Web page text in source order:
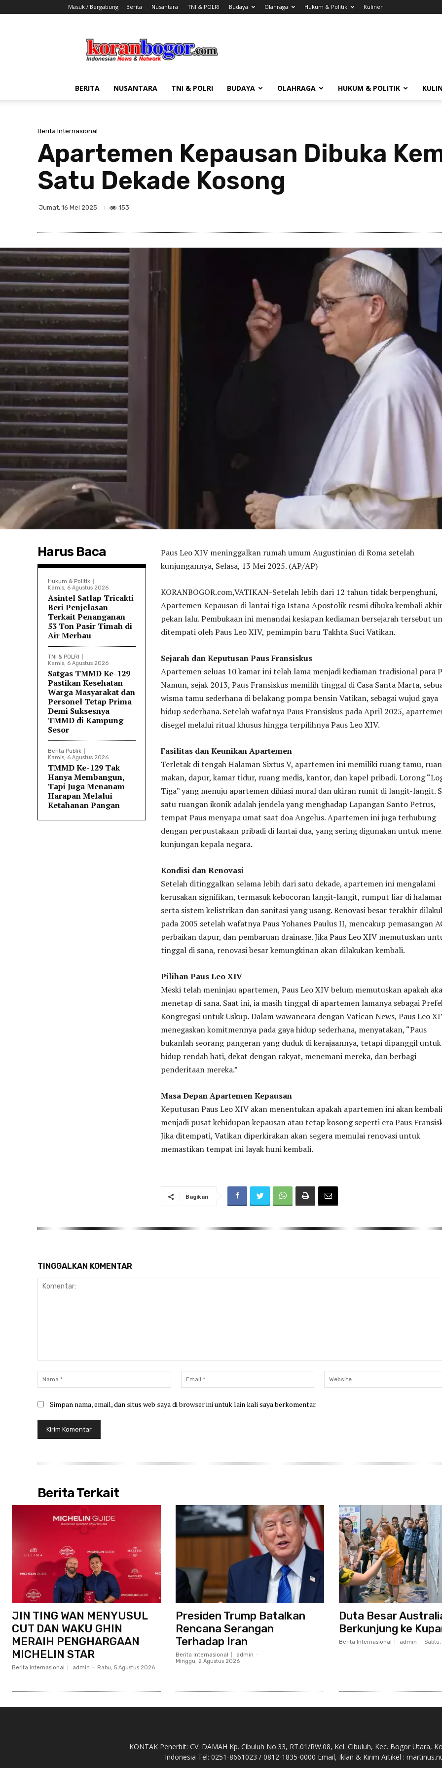
Masuk / Bergabung Berita Nusantara TNI & POLRI Budaya Olahraga Hukum & Politik Kuliner
Bogor
BERITA NUSANTARA TNI & POLRI BUDAYA OLAHRAGA HUKUM & POLITIK
Berita Internasional
Apartemen Kepausan Dibuka
Satu Dekade Kosong
Jumat, 16 Mei 2025 153
Harus Baca
Hukum & Politik
Kamis, 6 Agustus 2026
Asintel Satlap Tricakti
Beri Penjelasan
Terkait Penanganan
53 Ton Pasir Timah di
Air Merbau
TNI & POLRI
Kamis, 6 Agustus 2026
Satgas TMMD Ke-129
Pastikan Kesehatan
Warga Masyarakat dan
Personel Tetap Prima
Demi Suksesnya
TMMD di Kampung
Sesor
Berita Publik
Kamis, 6 Agustus 2026
TMMD Ke-129 Tak
Hanya Membangun,
Tapi Juga Menanam
Harapan Melalui
Ketahanan Pangan
Paus Leo XIV meninggalkan rumah umum Augustinian di Roma setelah
kunjungannya, Selasa, 13 Mei 2025. (AP/AP)
KORANBOGOR.com,VATIKAN-Setelah lebih dari 12 tahun tidak berpenghuni,
Apartemen Kepausan di lantai tiga Istana Apostolik resmi dibuka kembali akhir
pekan lalu. Pembukaan ini menandai kesiapan kediaman bersejarah tersebut
ditempati oleh Paus Leo XIV, pemimpin baru Takhta Suci Vatikan.
Sejarah dan Keputusan Paus Fransiskus
Apartemen seluas 10 kamar ini telah lama menjadi kediaman tradisional para
Namun, sejak 2013, Paus Fransiskus memilih tinggal di Casa Santa Marta,
wisma tamu sederhana di belakang pompa bensin Vatikan, sebagai wujud gaya
hidup sederhana. Setelah wafatnya Paus Fransiskus pada April 2025,
disegel melalui ritual khusus hingga terpilihnya Paus Leo XIV.
Fasilitas dan Keunikan Apartemen
Terletak di tengah Halaman Sixtus V, apartemen ini memiliki ruang tamu,
makan, dapur, kamar tidur, ruang medis, kantor, dan kapel pribadi. Lorong
Tiga” yang menuju apartemen dihiasi mural dan ukiran rumit di langit-langit.
satu ruangan ikonik adalah jendela yang menghadap Lapangan Santo Petrus,
tempat Paus menyapa umat saat doa Angelus. Apartemen ini juga terhubung
dengan perpustakaan pribadi di lantai dua, yang sering digunakan untuk
kunjungan kepala negara.
Kondisi dan Renovasi
Setelah ditinggalkan selama lebih dari satu dekade, apartemen ini mengalami
kerusakan signifikan, termasuk kebocoran langit-langit, rumput liar di
serta sistem kelistrikan dan sanitasi yang usang. Renovasi besar terakhir
pada 2005 setelah wafatnya Paus Yohanes Paulus II, mencakup pemasangan
perbaikan dapur, dan pembaruan drainase. Jika Paus Leo XIV memutuskan
tinggal di sana, renovasi besar kemungkinan akan dilakukan kembali.
Pilihan Paus Leo XIV
Meski telah meninjau apartemen, Paus Leo XIV belum memutuskan apakah
menetap di sana. Saat ini, ia masih tinggal di apartemen lamanya sebagai
Kongregasi untuk Uskup. Dalam wawancara dengan Vatican News, Paus Leo
menegaskan komitmennya pada gaya hidup sederhana, menyatakan, “Paus
bukanlah seorang pangeran yang duduk di kerajaannya, tetapi dipanggil untuk
hidup rendah hati, dekat dengan rakyat, menemani mereka, dan berbagi
penderitaan mereka.”
Masa Depan Apartemen Kepausan
Keputusan Paus Leo XIV akan menentukan apakah apartemen ini akan kembali
menjadi pusat kehidupan kepausan atau tetap kosong seperti era Paus
Jika ditempati, Vatikan diperkirakan akan segera memulai renovasi untuk
memastikan tempat ini layak huni kembali.
Bagikan
TINGGALKAN KOMENTAR
Nama:*
Email:*
Simpan nama, email, dan situs web saya di browser ini untuk lain kali saya berkomentar.
Berita Terkait
JIN TING WAN MENYUSUL
CUT DAN WAKU GHIN
MERAIH PENGHARGAAN
MICHELIN STAR
Berita Internasional admin - Rabu, 5 Agustus 2026
Presiden Trump Batalkan
Rencana Serangan
Terhadap Iran
Berita Internasional admin -
Minggu, 2 Agustus 2026
Duta Besar
Berkunjung ke
Berita Internasional admin -
KONTAK Penerbit: CV. DAMAH Kp. Cibuluh No.33, RT.01/RW.08, Kel. Cibuluh, Kec. Bogor Utara,
Indonesia Tel: 0251-8661023 / 0812-1835-0000 Email, Iklan & Kirim Artikel :